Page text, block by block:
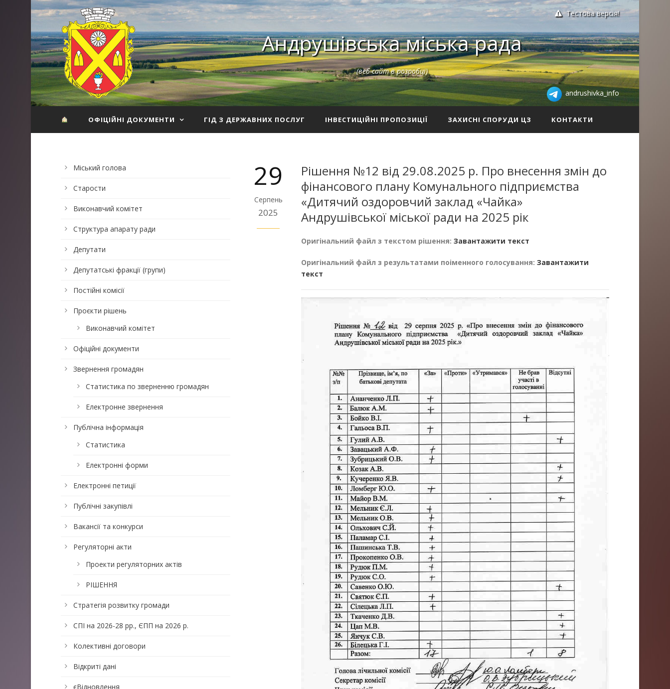
Тестова версія!
Андрушівська міська рада
(веб-сайт в розробці)
andrushivka_info
ОФІЦІЙНІ ДОКУМЕНТИ ГІД З ДЕРЖАВНИХ ПОСЛУГ ІНВЕСТИЦІЙНІ ПРОПОЗИЦІЇ ЗАХИСНІ СПОРУДИ ЦЗ КОНТАКТИ
29
Серпень
2025
Рішення №12 від 29.08.2025 р. Про внесення змін до
фінансового плану Комунального підприємства
«Дитячий оздоровчий заклад «Чайка»
Андрушівської міської ради на 2025 рік
Оригінальний файл з текстом рішення: Завантажити текст
Оригінальний файл з результатами поіменного голосування: Завантажити
текст
Міський голова
Старости
Виконавчий комітет
Структура апарату ради
Депутати
Депутатські фракції (групи)
Постійні комісії
Проєкти рішень
Виконавчий комітет
Офіційні документи
Звернення громадян
Статистика по зверненню громадян
Електронне звернення
Публічна інформація
Статистика
Електронні форми
Електронні петиції
Публічні закупівлі
Вакансії та конкурси
Регуляторні акти
Проекти регуляторних актів
РІШЕННЯ
Стратегія розвитку громади
СПІ на 2026-28 рр., ЄПП на 2026 р.
Колективні договори
Відкриті дані
єВідновлення